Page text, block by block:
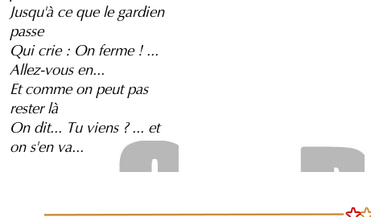
Jusqu'à ce que le gardien
passe
Qui crie : On ferme ! ...
Allez-vous en...
Et comme on peut pas
rester là
On dit... Tu viens ? ... et
on s'en va...